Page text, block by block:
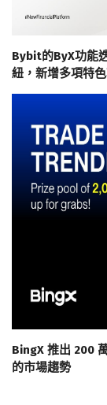
Bybit的ByX功能
紐，新增多項特
BingX 推出 200
的市場趨勢